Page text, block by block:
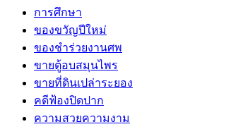
การศึกษา
ของขวัญปีใหม่
ของชำร่วยงานศพ
ขายตู้อบสมุนไพร
ขายที่ดินเปล่าระยอง
คดีฟ้องปิดปาก
ความสวยความงาม